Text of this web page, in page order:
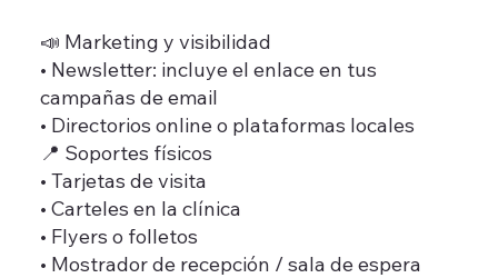
📣 Marketing y visibilidad
• Newsletter: incluye el enlace en tus
campañas de email
• Directorios online o plataformas locales
📍 Soportes físicos
• Tarjetas de visita
• Carteles en la clínica
• Flyers o folletos
• Mostrador de recepción / sala de espera